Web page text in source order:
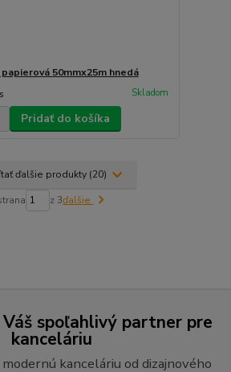
50mmx25m hnedá
Skladom
Pridať do košíka
ďalšie produkty (20)
z 3ďalšie
Váš spoľahlivý partner pre
kanceláriu
kanceláriu od dizajnového